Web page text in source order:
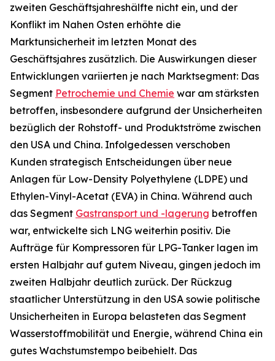
zweiten Geschäftsjahreshälfte nicht ein, und der
Konflikt im Nahen Osten erhöhte die
Marktunsicherheit im letzten Monat des
Geschäftsjahres zusätzlich. Die Auswirkungen dieser
Entwicklungen variierten je nach Marktsegment: Das
Segment Petrochemie und Chemie war am stärksten
betroffen, insbesondere aufgrund der Unsicherheiten
bezüglich der Rohstoff- und Produktströme zwischen
den USA und China. Infolgedessen verschoben
Kunden strategisch Entscheidungen über neue
Anlagen für Low-Density Polyethylene (LDPE) und
Ethylen-Vinyl-Acetat (EVA) in China. Während auch
das Segment Gastransport und -lagerung betroffen
war, entwickelte sich LNG weiterhin positiv. Die
Aufträge für Kompressoren für LPG-Tanker lagen im
ersten Halbjahr auf gutem Niveau, gingen jedoch im
zweiten Halbjahr deutlich zurück. Der Rückzug
staatlicher Unterstützung in den USA sowie politische
Unsicherheiten in Europa belasteten das Segment
Wasserstoffmobilität und Energie, während China ein
gutes Wachstumstempo beibehielt. Das